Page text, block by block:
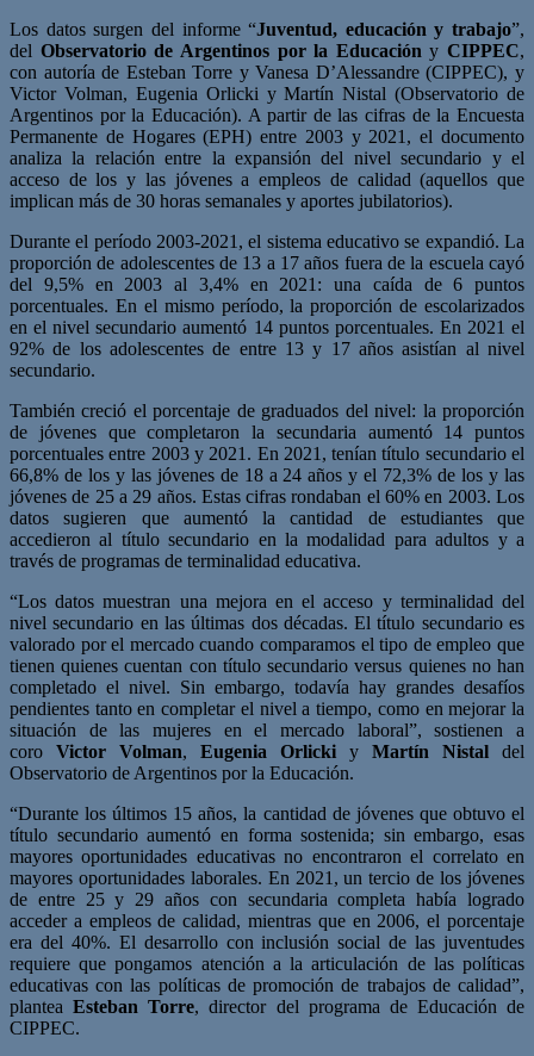
Los datos surgen del informe “Juventud, educación y trabajo”,
del Observatorio de Argentinos por la Educación y CIPPEC,
con autoría de Esteban Torre y Vanesa D’Alessandre (CIPPEC), y
Victor Volman, Eugenia Orlicki y Martín Nistal (Observatorio de
Argentinos por la Educación). A partir de las cifras de la Encuesta
Permanente de Hogares (EPH) entre 2003 y 2021, el documento
analiza la relación entre la expansión del nivel secundario y el
acceso de los y las jóvenes a empleos de calidad (aquellos que
implican más de 30 horas semanales y aportes jubilatorios).
Durante el período 2003-2021, el sistema educativo se expandió. La
proporción de adolescentes de 13 a 17 años fuera de la escuela cayó
del 9,5% en 2003 al 3,4% en 2021: una caída de 6 puntos
porcentuales. En el mismo período, la proporción de escolarizados
en el nivel secundario aumentó 14 puntos porcentuales. En 2021 el
92% de los adolescentes de entre 13 y 17 años asistían al nivel
secundario.
También creció el porcentaje de graduados del nivel: la proporción
de jóvenes que completaron la secundaria aumentó 14 puntos
porcentuales entre 2003 y 2021. En 2021, tenían título secundario el
66,8% de los y las jóvenes de 18 a 24 años y el 72,3% de los y las
jóvenes de 25 a 29 años. Estas cifras rondaban el 60% en 2003. Los
datos sugieren que aumentó la cantidad de estudiantes que
accedieron al título secundario en la modalidad para adultos y a
través de programas de terminalidad educativa.
“Los datos muestran una mejora en el acceso y terminalidad del
nivel secundario en las últimas dos décadas. El título secundario es
valorado por el mercado cuando comparamos el tipo de empleo que
tienen quienes cuentan con título secundario versus quienes no han
completado el nivel. Sin embargo, todavía hay grandes desafíos
pendientes tanto en completar el nivel a tiempo, como en mejorar la
situación de las mujeres en el mercado laboral”, sostienen a
coro Victor Volman, Eugenia Orlicki y Martín Nistal del
Observatorio de Argentinos por la Educación.
“Durante los últimos 15 años, la cantidad de jóvenes que obtuvo el
título secundario aumentó en forma sostenida; sin embargo, esas
mayores oportunidades educativas no encontraron el correlato en
mayores oportunidades laborales. En 2021, un tercio de los jóvenes
de entre 25 y 29 años con secundaria completa había logrado
acceder a empleos de calidad, mientras que en 2006, el porcentaje
era del 40%. El desarrollo con inclusión social de las juventudes
requiere que pongamos atención a la articulación de las políticas
educativas con las políticas de promoción de trabajos de calidad”,
planteaEsteban Torre, director del programa de Educación de
CIPPEC.